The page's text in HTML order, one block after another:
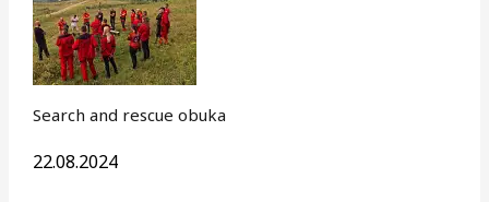
Search and rescue obuka
22.08.2024